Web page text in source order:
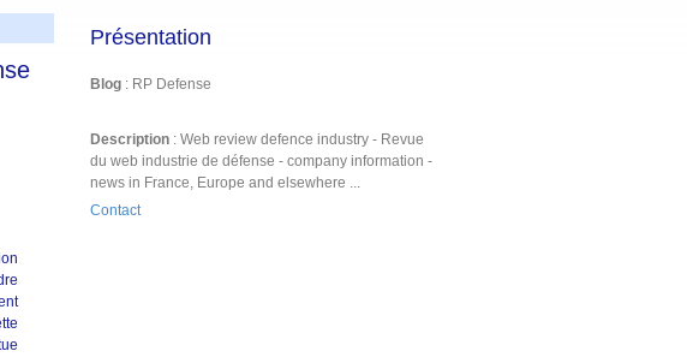
Présentation
Blog : RP Defense
Description : Web review defence industry - Revue
du web industrie de défense - company information -
news in France, Europe and elsewhere ...
Contact